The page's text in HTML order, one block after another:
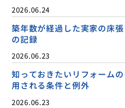
2026.06.24
築年数が経過した実家の床
の記録
2026.06.23
知っておきたいリフォーム
用される条件と例外
2026.06.23